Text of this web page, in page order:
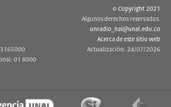
01 8000
© Copyright 2021
Algunos derechos reservados.
unradio_nal@unal.edu.co
Acerca de este sitio web
Actualización: 24/07/2026